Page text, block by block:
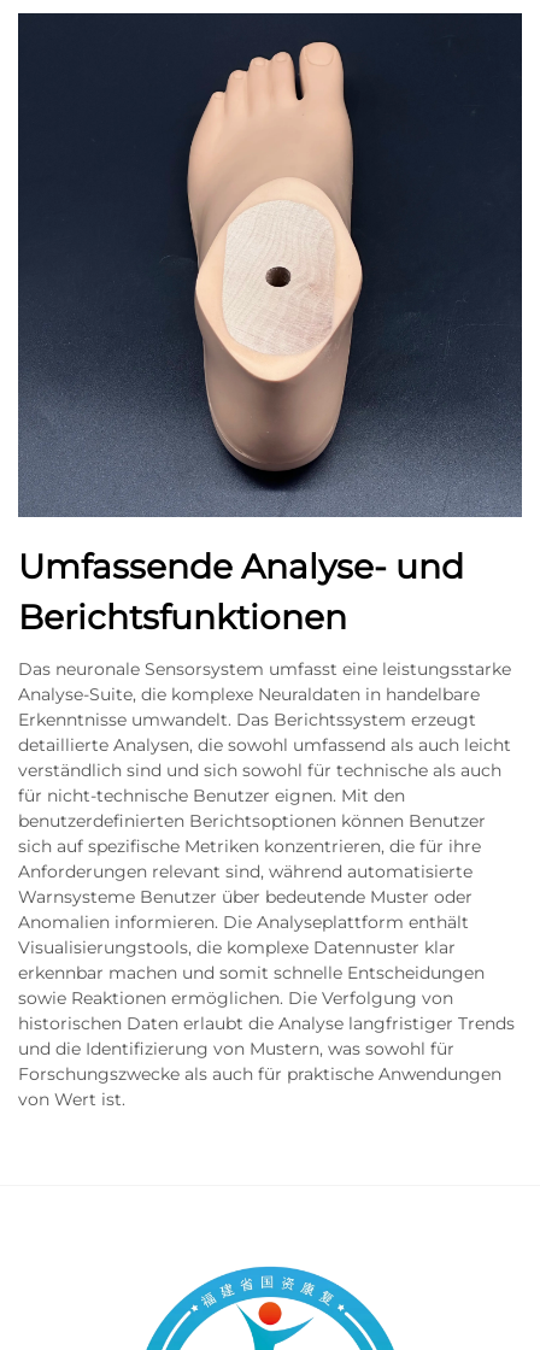
Umfassende Analyse- und
Berichtsfunktionen
Das neuronale Sensorsystem umfasst eine leistungsstarke
Analyse-Suite, die komplexe Neuraldaten in handelbare
Erkenntnisse umwandelt. Das Berichtssystem erzeugt
detaillierte Analysen, die sowohl umfassend als auch leicht
verständlich sind und sich sowohl für technische als auch
für nicht-technische Benutzer eignen. Mit den
benutzerdefinierten Berichtsoptionen können Benutzer
sich auf spezifische Metriken konzentrieren, die für ihre
Anforderungen relevant sind, während automatisierte
Warnsysteme Benutzer über bedeutende Muster oder
Anomalien informieren. Die Analyseplattform enthält
Visualisierungstools, die komplexe Datennuster klar
erkennbar machen und somit schnelle Entscheidungen
sowie Reaktionen ermöglichen. Die Verfolgung von
historischen Daten erlaubt die Analyse langfristiger Trends
und die Identifizierung von Mustern, was sowohl für
Forschungszwecke als auch für praktische Anwendungen
von Wert ist.